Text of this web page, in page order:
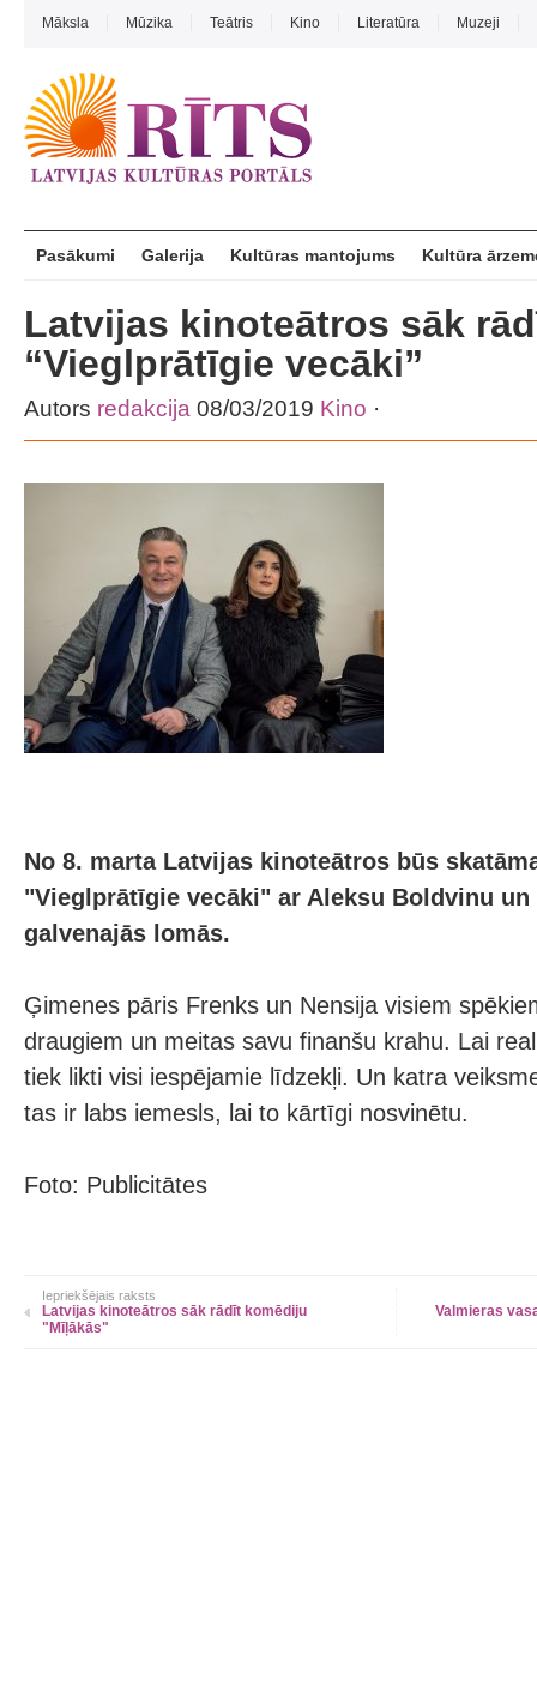
Māksla Mūzika Teātris Kino Literatūra Muzeji
Pasākumi Galerija Kultūras mantojums Kultūra
Latvijas kinoteātros sāk
“Vieglprātīgie vecāki”
Autors redakcija 08/03/2019 Kino ·
No 8. marta Latvijas kinoteātros būs
"Vieglprātīgie vecāki" ar Aleksu Boldvinu un
galvenajās lomās.
Ģimenes pāris Frenks un Nensija visiem
draugiem un meitas savu finanšu krahu. Lai
tiek likti visi iespējamie līdzekļi. Un katra
tas ir labs iemesls, lai to kārtīgi nosvinētu.
Foto: Publicitātes
Iepriekšējais raksts
Latvijas kinoteātros sāk rādīt komēdiju
"Mīļākās"
Valmieras